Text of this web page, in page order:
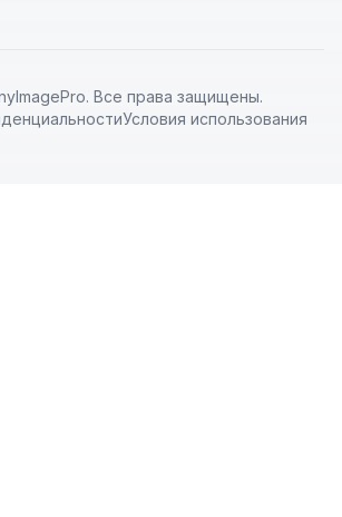
Все права защищены.
Условия использования